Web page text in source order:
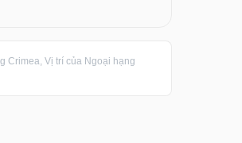
Crimea, Vị trí của Ngoại hạng